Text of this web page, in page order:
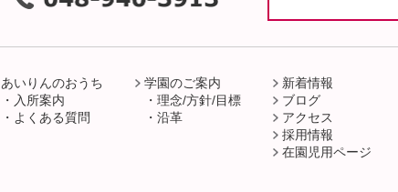
あいりんのおうち
入所案内
よくある質問
学園のご案内
理念/方針/目標
沿革
新着情報
ブログ
アクセス
採用情報
在園児用ページ